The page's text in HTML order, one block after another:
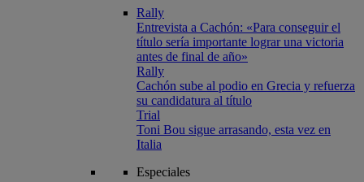
Rally
Entrevista a Cachón: «Para conseguir el
título sería importante lograr una victoria
antes de final de año»
Rally
Cachón sube al podio en Grecia y refuerza
su candidatura al título
Trial
Toni Bou sigue arrasando, esta vez en
Italia
Especiales